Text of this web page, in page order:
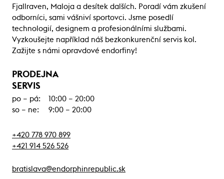
Fjallraven, Maloja a desítek dalších. Poradí vám zkušení
odborníci, sami vášniví sportovci. Jsme posedlí
technologií, designem a profesionálními službami.
Vyzkoušejte například náš bezkonkurenční servis kol.
Zažijte s námi opravdové endorfiny!
PRODEJNA
SERVIS
po – pá:
10:00 – 20:00
so – ne:
9:00 – 20:00
+420 778 970 899
+421 914 526 526
bratislava@endorphinrepublic.sk